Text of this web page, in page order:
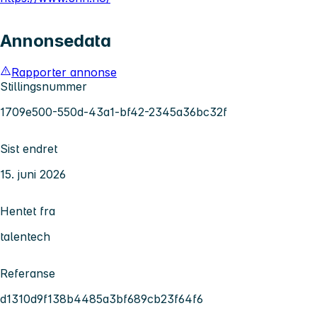
Annonsedata
Rapporter annonse
Stillingsnummer
1709e500-550d-43a1-bf42-2345a36bc32f
Sist endret
15. juni 2026
Hentet fra
talentech
Referanse
d1310d9f138b4485a3bf689cb23f64f6